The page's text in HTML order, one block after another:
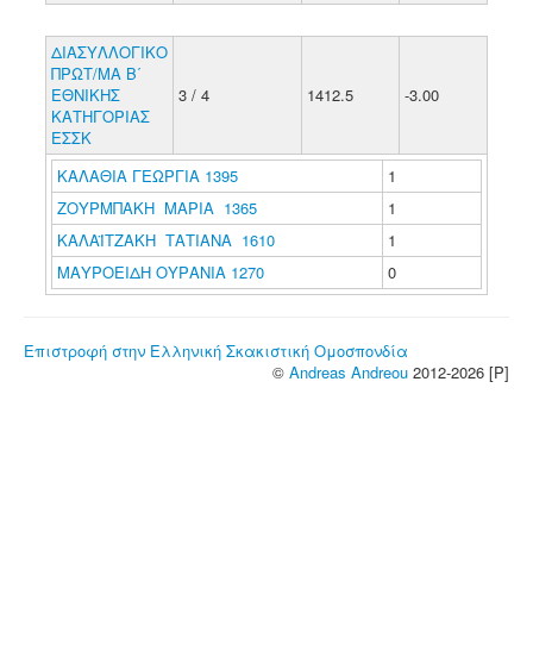
ΔΙΑΣΥΛΛΟΓΙΚΟ
ΠΡΩΤ/ΜΑ Β΄
ΕΘΝΙΚΗΣ
ΚΑΤΗΓΟΡΙΑΣ
ΕΣΣΚ
3 / 4 1412.5 -3.00
ΚΑΛΑΘΙΑ ΓΕΩΡΓΙΑ 1395
1
ΖΟΥΡΜΠΑΚΗ ΜΑΡΙΑ 1365
1
ΚΑΛΑΪΤΖΑΚΗ ΤΑΤΙΑΝΑ 1610
1
ΜΑΥΡΟΕΙΔΗ ΟΥΡΑΝΙΑ 1270
0
Επιστροφή στην Ελληνική Σκακιστική Ομοσπονδία
© Andreas Andreou 2012-2026 [P]